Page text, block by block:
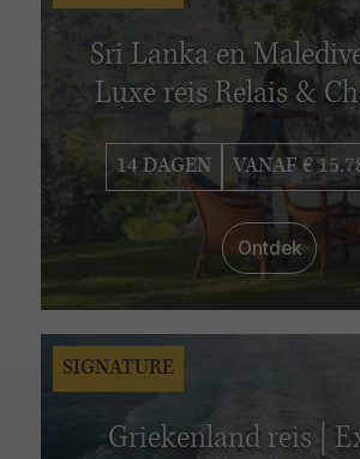
Sri Lanka en
Luxe reis Relais &
14 DAGEN VANAF €
Ontdek
Griekenland reis |
SIGNATURE